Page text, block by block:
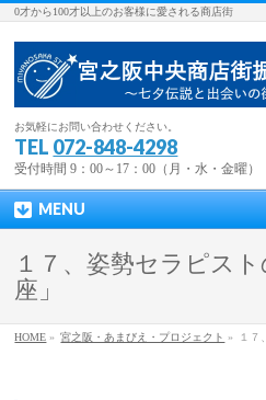
0才から100才以上のお客様に愛される商店街
お気軽にお問い合わせください。
TEL 072-848-4298
受付時間 9：00～17：00（月・水・金曜）
MENU
１７、姿勢セラピス
座」
HOME » 宮之阪・あまびえ・プロジェクト » １７